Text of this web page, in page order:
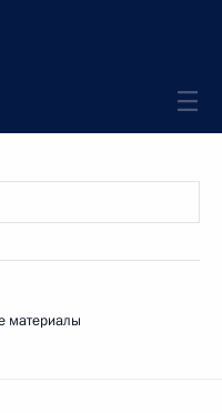
материалы